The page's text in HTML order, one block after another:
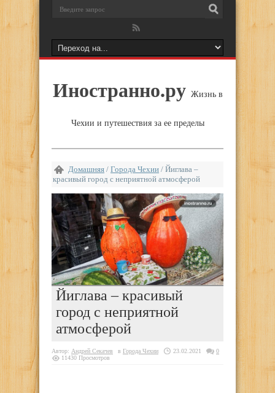
Иностранно.ру Жизнь в
Чехии и путешествия за ее пределы
Домашняя / Города Чехии / Йиглава –
красивый город с неприятной атмосферой
Йиглава – красивый
город с неприятной
атмосферой
Автор: Андрей Секачев в Города Чехии 23.02.2021
0
11430 Просмотров